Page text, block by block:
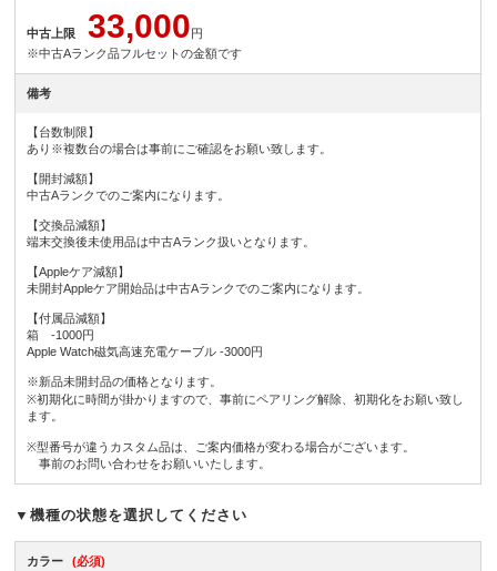
中古上限 33,000円
※中古Aランク品フルセットの金額です
備考
【台数制限】
あり※複数台の場合は事前にご確認をお願い致します。
【開封減額】
中古Aランクでのご案内になります。
【交換品減額】
端末交換後未使用品は中古Aランク扱いとなります。
【Appleケア減額】
未開封Appleケア開始品は中古Aランクでのご案内になります。
【付属品減額】
箱 -1000円
Apple Watch磁気高速充電ケーブル -3000円
※新品未開封品の価格となります。
※初期化に時間が掛かりますので、事前にペアリング解除、初期化をお願い致し
ます。
※型番号が違うカスタム品は、ご案内価格が変わる場合がございます。
事前のお問い合わせをお願いいたします。
▼機種の状態を選択してください
カラー (必須)